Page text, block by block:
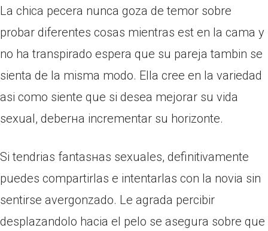
La chica pecera nunca goza de temor sobre
probar diferentes cosas mientras est en la cama y
no ha transpirado espera que su pareja tambin se
sienta de la misma modo. Ella cree en la variedad
asi­ como siente que si desea mejorar su vida
sexual, deberнa incrementar su horizonte.
Si tendri­as fantasнas sexuales, definitivamente
puedes compartirlas e intentarlas con la novia sin
sentirse avergonzado. Le agrada percibir
desplazandolo hacia el pelo se asegura sobre que